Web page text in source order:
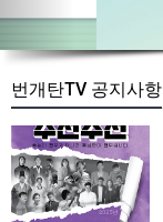
번개탄TV 공지사항